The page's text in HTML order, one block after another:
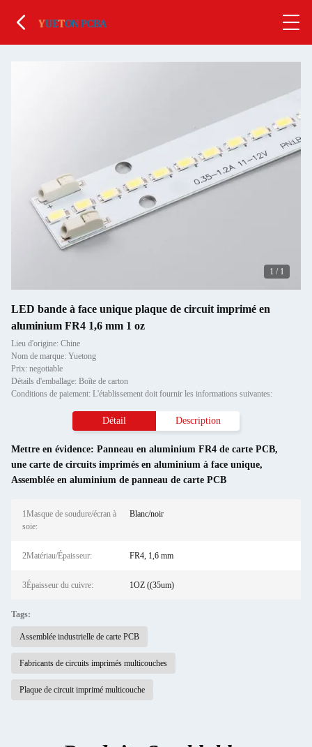
1 / 1
LED bande à face unique plaque de circuit imprimé en
aluminium FR4 1,6 mm 1 oz
Lieu d'origine: Chine
Nom de marque: Yuetong
Prix: negotiable
Détails d'emballage: Boîte de carton
Conditions de paiement: L'établissement doit fournir les informations suivantes:
Détail Description
Mettre en évidence: Panneau en aluminium FR4 de carte PCB,
une carte de circuits imprimés en aluminium à face unique,
Assemblée en aluminium de panneau de carte PCB
1Masque de soudure/écran à
soie:
Blanc/noir
2Matériau/Épaisseur: FR4, 1,6 mm
3Épaisseur du cuivre: 1OZ ((35um)
Tags:
Assemblée industrielle de carte PCB
Fabricants de circuits imprimés multicouches
Plaque de circuit imprimé multicouche